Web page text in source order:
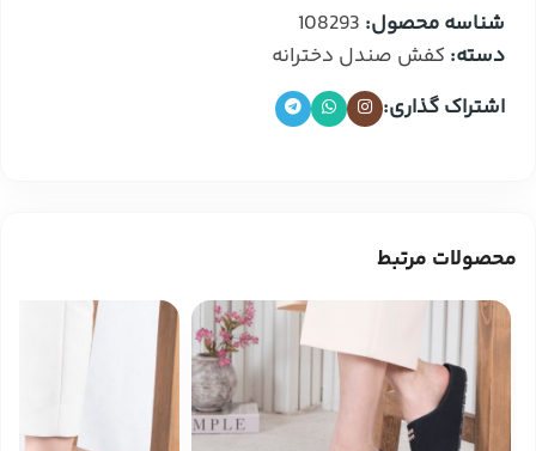
شناسه محصول: 108293
دسته: کفش صندل دخترانه
اشتراک گذاری:
محصولات مرتبط